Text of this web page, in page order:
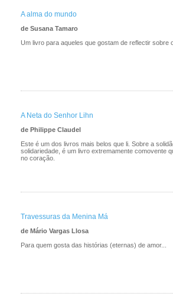
A alma do mundo
de Susana Tamaro
Um livro para aqueles que gostam de reflectir sobre
A Neta do Senhor Lihn
de Philippe Claudel
Este é um dos livros mais belos que li. Sobre a
solidariedade, é um livro extremamente comovente
no coração.
Travessuras da Menina Má
de Mário Vargas Llosa
Para quem gosta das histórias (eternas) de amor...